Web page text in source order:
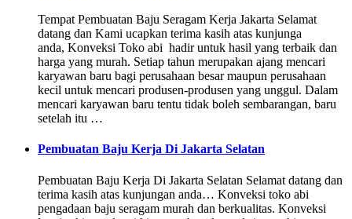
Tempat Pembuatan Baju Seragam Kerja Jakarta Selamat
datang dan Kami ucapkan terima kasih atas kunjunga
anda, Konveksi Toko abi hadir untuk hasil yang terbaik dan
harga yang murah. Setiap tahun merupakan ajang mencari
karyawan baru bagi perusahaan besar maupun perusahaan
kecil untuk mencari produsen-produsen yang unggul. Dalam
mencari karyawan baru tentu tidak boleh sembarangan, baru
setelah itu …
Pembuatan Baju Kerja Di Jakarta Selatan
Pembuatan Baju Kerja Di Jakarta Selatan Selamat datang dan
terima kasih atas kunjungan anda… Konveksi toko abi
pengadaan baju seragam murah dan berkualitas. Konveksi